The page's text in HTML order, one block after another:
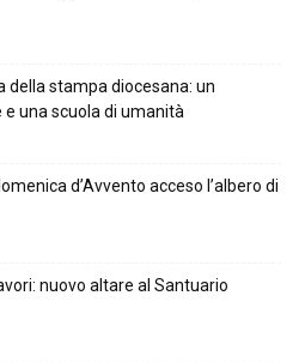
della stampa diocesana: un
una scuola di umanità
d’Avvento acceso l’albero di
nuovo altare al Santuario